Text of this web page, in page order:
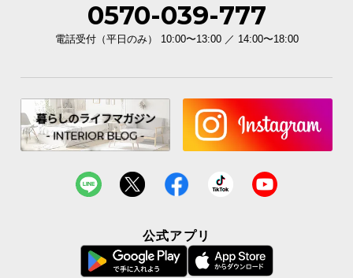
0570-039-777
電話受付（平日のみ） 10:00〜13:00 ／ 14:00〜18:00
公式アプリ